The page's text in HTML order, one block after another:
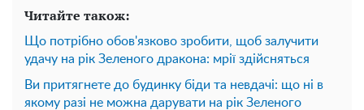
Читайте також:
Що потрібно обов'язково зробити, щоб залучити
удачу на рік Зеленого дракона: мрії здійсняться
Ви притягнете до будинку біди та невдачі: що ні в
якому разі не можна дарувати на рік Зеленого